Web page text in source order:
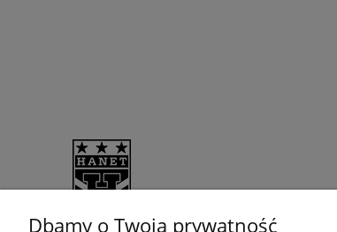
Dbamy o Twoją prywatność